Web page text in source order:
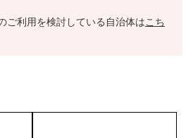
ご利用を検討している自治体はこち